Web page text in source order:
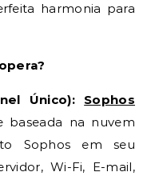
harmonia para
Único):
Sophos
baseada na nuvem
Sophos em seu
Wi-Fi, E-mail,